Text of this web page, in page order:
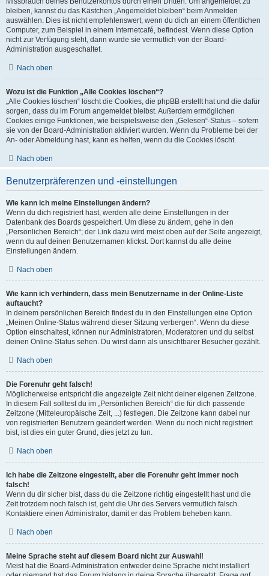
bleiben, kannst du das Kästchen „Angemeldet bleiben“ beim Anmelden
auswählen. Dies ist nicht empfehlenswert, wenn du dich an einem öffentlichen
Computer, zum Beispiel in einem Internetcafé, befindest. Wenn diese Option
nicht zur Verfügung steht, dann wurde sie vermutlich von der Board-
Administration ausgeschaltet.
Nach oben
Wozu ist die Funktion „Alle Cookies löschen“?
„Alle Cookies löschen“ löscht die Cookies, die phpBB erstellt hat und die dafür
sorgen, dass du im Forum angemeldet bleibst. Außerdem ermöglichen
Cookies einige Funktionen, wie beispielsweise den „Gelesen“-Status – sofern
sie von der Board-Administration aktiviert wurden. Wenn du Probleme bei der
An- oder Abmeldung hast, kann es helfen, wenn du die Cookies löscht.
Nach oben
Benutzerpräferenzen und -einstellungen
Wie kann ich meine Einstellungen ändern?
Wenn du dich registriert hast, werden alle deine Einstellungen in der
Datenbank des Boards gespeichert. Um diese zu ändern, gehe in den
„Persönlichen Bereich“; der Link dazu wird meist oben auf der Seite angezeigt,
wenn du auf deinen Benutzernamen klickst. Dort kannst du alle deine
Einstellungen ändern.
Nach oben
Wie kann ich verhindern, dass mein Benutzername in der Online-Liste
auftaucht?
In deinem persönlichen Bereich findest du in den Einstellungen eine Option
„Meinen Online-Status während dieser Sitzung verbergen“. Wenn du diese
Option einschaltest, können nur Administratoren, Moderatoren und du selbst
deinen Online-Status sehen. Du wirst dann als unsichtbarer Besucher gezählt.
Nach oben
Die Forenuhr geht falsch!
Möglicherweise entspricht die angezeigte Zeit nicht deiner eigenen Zeitzone.
In diesem Fall solltest du im „Persönlichen Bereich“ die für dich passende
Zeitzone (Mitteleuropäische Zeit, ...) festlegen. Die Zeitzone kann dabei nur
von registrierten Benutzern geändert werden. Wenn du noch nicht registriert
bist, ist dies ein guter Grund, dies jetzt zu tun.
Nach oben
Ich habe die Zeitzone eingestellt, aber die Forenuhr geht immer noch
falsch!
Wenn du dir sicher bist, dass du die Zeitzone richtig eingestellt hast und die
Zeit trotzdem noch falsch ist, geht die Uhr des Servers vermutlich falsch.
Kontaktiere einen Administrator, damit er das Problem beheben kann.
Nach oben
Meine Sprache steht auf diesem Board nicht zur Auswahl!
Meist hat die Board-Administration entweder deine Sprache nicht installiert